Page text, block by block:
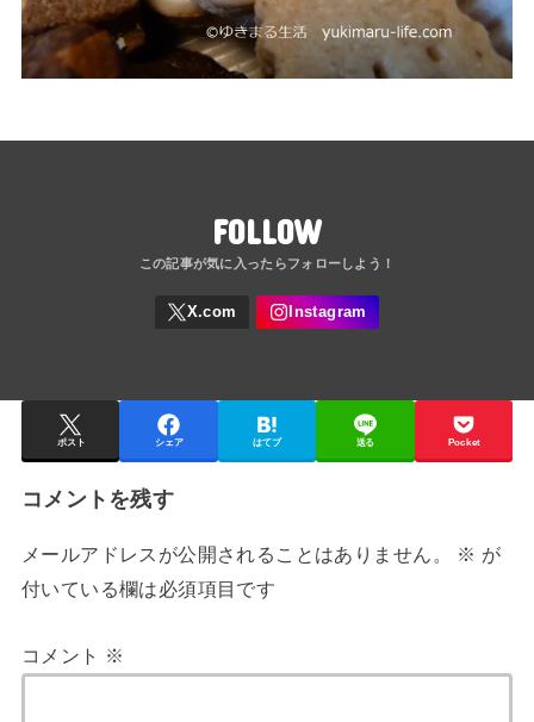
FOLLOW
ポスト シェア はてブ 送る Pocket
コメントを残す
メールアドレスが公開されることはありません。 ※ が
付いている欄は必須項目です
コメント ※